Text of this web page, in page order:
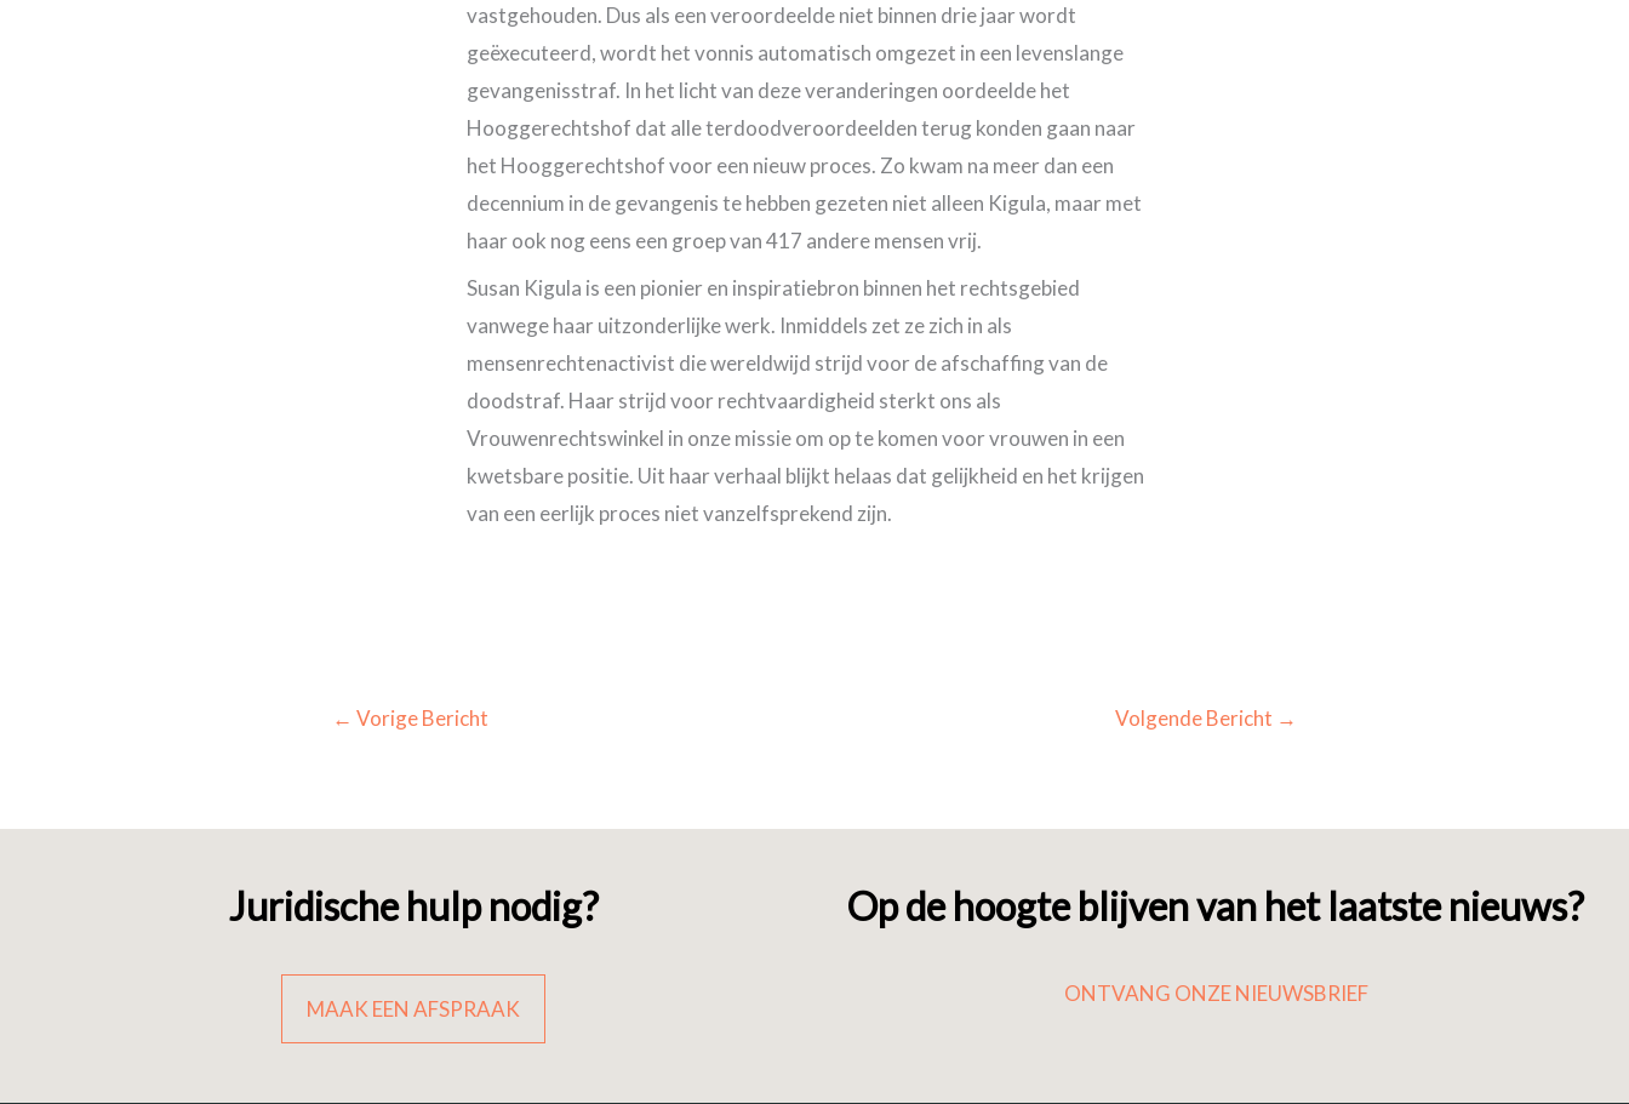
vastgehouden. Dus als een veroordeelde niet binnen drie jaar wordt
geëxecuteerd, wordt het vonnis automatisch omgezet in een levenslange
gevangenisstraf. In het licht van deze veranderingen oordeelde het
Hooggerechtshof dat alle terdoodveroordeelden terug konden gaan naar
het Hooggerechtshof voor een nieuw proces. Zo kwam na meer dan een
decennium in de gevangenis te hebben gezeten niet alleen Kigula, maar met
haar ook nog eens een groep van 417 andere mensen vrij.
Susan Kigula is een pionier en inspiratiebron binnen het rechtsgebied
vanwege haar uitzonderlijke werk. Inmiddels zet ze zich in als
mensenrechtenactivist die wereldwijd strijd voor de afschaffing van de
doodstraf. Haar strijd voor rechtvaardigheid sterkt ons als
Vrouwenrechtswinkel in onze missie om op te komen voor vrouwen in een
kwetsbare positie. Uit haar verhaal blijkt helaas dat gelijkheid en het krijgen
van een eerlijk proces niet vanzelfsprekend zijn.
← Vorige Bericht Volgende Bericht →
Juridische hulp nodig?
MAAK EEN AFSPRAAK
Op de hoogte blijven van het laatste nieuws?
ONTVANG ONZE NIEUWSBRIEF